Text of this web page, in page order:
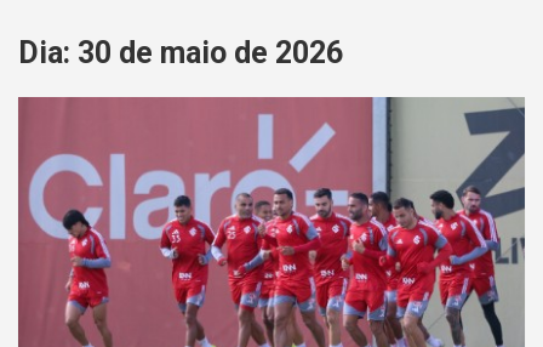
Dia: 30 de maio de 2026